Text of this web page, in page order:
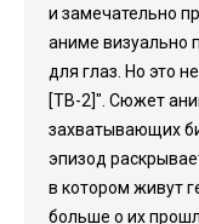
и замечательно
аниме визуально
для глаз. Но это
[ТВ-2]". Сюжет
захватывающих
эпизод
в котором живут
больше о их